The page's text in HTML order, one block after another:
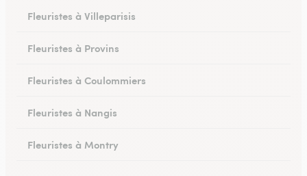
Fleuristes à Villeparisis
Fleuristes à Provins
Fleuristes à Coulommiers
Fleuristes à Nangis
Fleuristes à Montry